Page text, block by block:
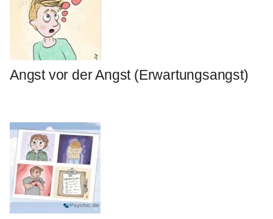
Angst vor der Angst (Erwartungsangst)